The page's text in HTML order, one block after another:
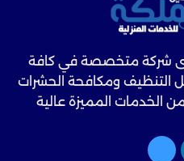
شركة متخصصة في كافة
التنظيف ومكافحة الحشرات
الخدمات المميزة عالية